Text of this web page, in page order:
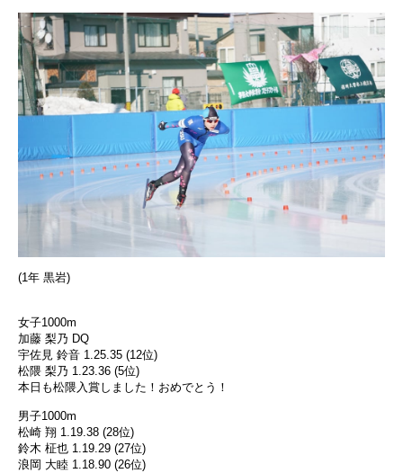
(1年 黒岩)
女子1000m
加藤 梨乃 DQ
宇佐見 鈴音 1.25.35 (12位)
松隈 梨乃 1.23.36 (5位)
本日も松隈入賞しました！おめでとう！
男子1000m
松崎 翔 1.19.38 (28位)
鈴木 柾也 1.19.29 (27位)
浪岡 大睦 1.18.90 (26位)